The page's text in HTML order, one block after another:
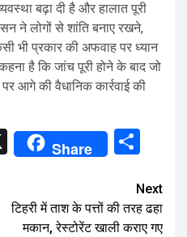
बढ़ा दी है और हालात पूरी
ने लोगों से शांति बनाए रखने,
भी प्रकार की अफवाह पर ध्यान
है कि जांच पूरी होने के बाद जो
आगे की वैधानिक कार्रवाई की
X Share
Next
टिहरी में ताश के पत्तों की तरह ढहा
मकान, रेस्टोरेंट खाली कराए गए